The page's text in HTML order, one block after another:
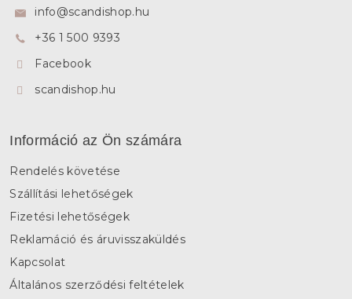
info@scandishop.hu
+36 1 500 9393
Facebook
scandishop.hu
Információ az Ön számára
Rendelés követése
Szállítási lehetőségek
Fizetési lehetőségek
Reklamáció és áruvisszaküldés
Kapcsolat
Általános szerződési feltételek